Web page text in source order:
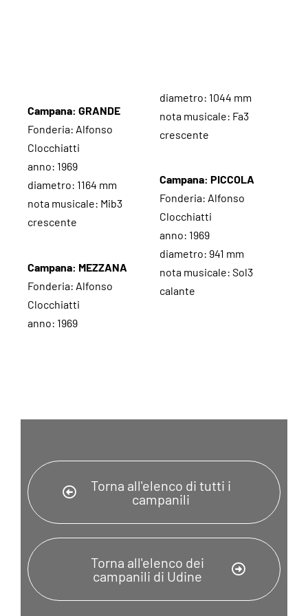
Campana: GRANDE
Fonderia: Alfonso
Clocchiatti
anno: 1969
diametro: 1164 mm
nota musicale: Mib3
crescente
Campana: MEZZANA
Fonderia: Alfonso
Clocchiatti
anno: 1969
diametro: 1044 mm
nota musicale: Fa3
crescente
Campana: PICCOLA
Fonderia: Alfonso
Clocchiatti
anno: 1969
diametro: 941 mm
nota musicale: Sol3
calante
Torna all'elenco di tutti i
campanili
Torna all'elenco dei
campanili di Udine